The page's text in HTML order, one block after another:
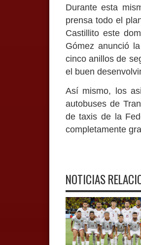
Durante esta
prensa todo el
Castillito este
Gómez anunció
cinco anillos de
el buen
Así mismo, los
autobuses de
de taxis de la
completamente
NOTICIAS